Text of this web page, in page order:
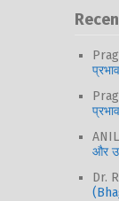
और
Dr.